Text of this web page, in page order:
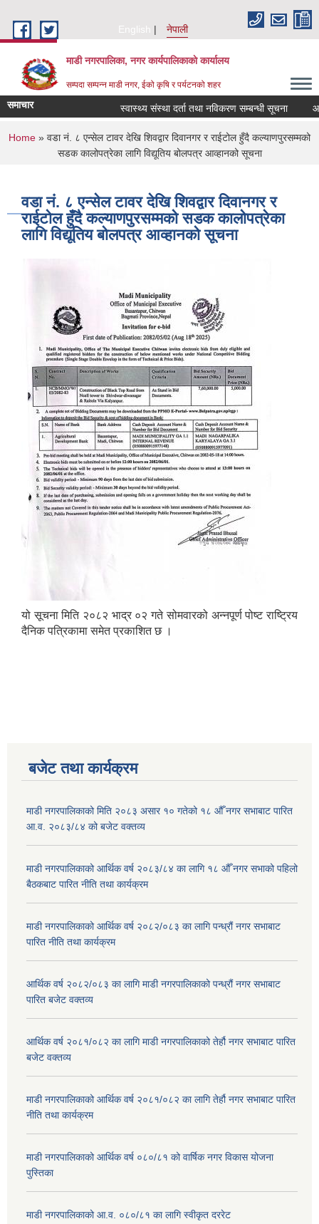
English
नेपाली
माडी नगरपालिका, नगर कार्यपालिकाकाे कार्यालय
सम्पदा सम्पन्न माडी नगर, ईको कृषि र पर्यटनको शहर
समाचार स्वास्थ्य संस्था दर्ता तथा नविकरण सम्बन्धी सूचना आ.व.
You are here
Home » वडा नं. ८ एन्सेल टावर देखि शिवद्वार दिवानगर र राईटोल हुँदै कल्याणपुरसम्मको
सडक कालोपत्रेका लागि विद्यूतिय बोलपत्र आव्हानको सूचना
वडा नं. ८ एन्सेल टावर देखि शिवद्वार दिवानगर र
राईटोल हुँदै कल्याणपुरसम्मको सडक कालोपत्रेका
लागि विद्यूतिय बोलपत्र आव्हानको सूचना
यो सूचना मिति २०८२ भाद्र ०२ गते सोमवारको अन्नपूर्ण पोष्ट राष्ट्रिय
दैनिक पत्रिकामा समेत प्रकाशित छ ।
बजेट तथा कार्यक्रम
माडी नगरपालिकाको मिति २०८३ असार १० गतेको १८ औँ नगर सभाबाट पारित
आ.व. २०८३/८४ को बजेट वक्तव्य
माडी नगरपालिकाको आर्थिक वर्ष २०८३/८४ का लागि १८ औँ नगर सभाको पहिलो
बैठकबाट पारित नीति तथा कार्यक्रम
माडी नगरपालिकाको आर्थिक वर्ष २०८२/०८३ का लागि पन्ध्रौं नगर सभाबाट
पारित नीति तथा कार्यक्रम
आर्थिक वर्ष २०८२/०८३ का लागि माडी नगरपालिकाको पन्ध्रौं नगर सभाबाट
पारित बजेट वक्तव्य
आर्थिक वर्ष २०८१/०८२ का लागि माडी नगरपालिकाको तेर्हौ नगर सभाबाट पारित
बजेट वक्तव्य
माडी नगरपालिकाको आर्थिक वर्ष २०८१/०८२ का लागि तेर्हौ नगर सभाबाट पारित
नीति तथा कार्यक्रम
माडी नगरपालिकाको आर्थिक वर्ष ०८०/८१ को वार्षिक नगर विकास योजना
पुस्तिका
माडी नगरपालिकाको आ.व. ०८०/८१ का लागि स्वीकृत दररेट